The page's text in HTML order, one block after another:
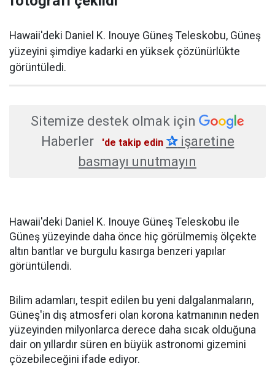
Hawaii'deki Daniel K. Inouye Güneş Teleskobu, Güneş
yüzeyini şimdiye kadarki en yüksek çözünürlükte
görüntüledi.
Sitemize destek olmak için
Haberler
'de takip edin ✰işaretine
basmayı unutmayın
Hawaii'deki Daniel K. Inouye Güneş Teleskobu ile
Güneş yüzeyinde daha önce hiç görülmemiş ölçekte
altın bantlar ve burgulu kasırga benzeri yapılar
görüntülendi.
Bilim adamları, tespit edilen bu yeni dalgalanmaların,
Güneş'in dış atmosferi olan korona katmanının neden
yüzeyinden milyonlarca derece daha sıcak olduğuna
dair on yıllardır süren en büyük astronomi gizemini
çözebileceğini ifade ediyor.